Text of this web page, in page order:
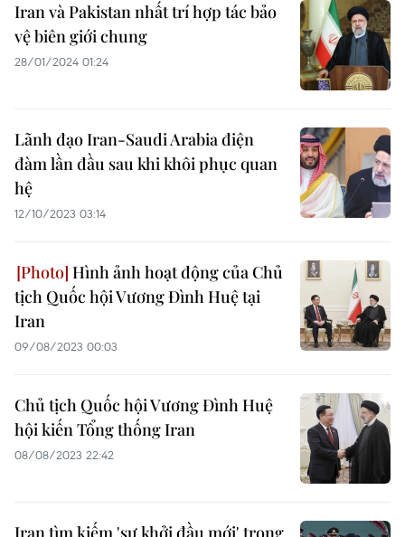
Iran và Pakistan nhất trí hợp tác bảo
vệ biên giới chung
28/01/2024 01:24
Lãnh đạo Iran-Saudi Arabia điện
đàm lần đầu sau khi khôi phục quan
hệ
12/10/2023 03:14
Hình ảnh hoạt động của Chủ
tịch Quốc hội Vương Đình Huệ tại
Iran
09/08/2023 00:03
Chủ tịch Quốc hội Vương Đình Huệ
hội kiến Tổng thống Iran
08/08/2023 22:42
Iran tìm kiếm 'sự khởi đầu mới' trong